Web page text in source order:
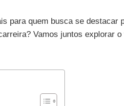
para quem busca se destacar
Vamos juntos explorar